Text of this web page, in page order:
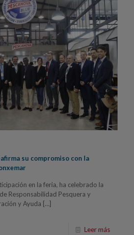
su compromiso con la
en la feria, ha celebrado la
Responsabilidad Pesquera y
y Ayuda […]
Leer más